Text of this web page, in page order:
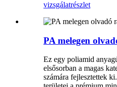
vizsgálatrészlet
PA melegen
Ez egy poliamid
elsősorban a magas
számára fejlesztettek